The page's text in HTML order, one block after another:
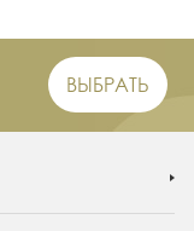
ВЫБРАТЬ